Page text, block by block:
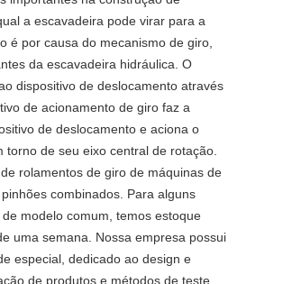
a escavadeira pode virar para a
é por causa do mecanismo de giro,
da escavadeira hidráulica. O
dispositivo de deslocamento através
de acionamento de giro faz a
de deslocamento e aciona o
de seu eixo central de rotação.
rolamentos de giro de máquinas de
combinados. Para alguns
modelo comum, temos estoque
uma semana. Nossa empresa possui
especial, dedicado ao design e
de produtos e métodos de teste.